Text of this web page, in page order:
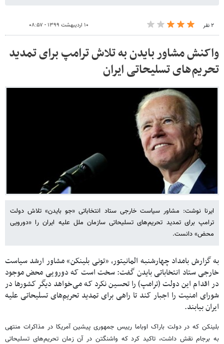
۲ نفر ۱۰ اردیبهشت ۱۳۹۹ - ۰۸:۵۷
واکنش مشاور بایدن به تلاش ترامپ برای تمدید
تحریم‌های تسلیحاتی ایران
ایرنا نوشت: مشاور سیاست خارجی ستاد انتخاباتی «جو بایدن» تلاش دولت
ترامپ برای تمدید تحریم‌های تسلیحاتی سازمان ملل علیه ایران را «دورویی
محض» دانست.
به گزارش بامداد چهارشنبه المانیتور، «تونی بلینکن» مشاور ارشد سیاست
خارجی ستاد انتخاباتی بایدن گفت: سخت است که دورویی محض موجود
در اقدام این دولت (ترامپ) را تحسین نکرد که می‌خواهد دیگر کشورها در
شورای امنیت را اجبار کند تا راهی برای تمدید تحریم‌های تسلیحاتی علیه
ایران بیابند.
بلینکن که در دولت باراک اوباما رییس جمهوری پیشین آمریکا در مذاکرات منتهی
به برجام نقش داشت، تاکید کرد که واشنگتن در آن زمان تحریم‌های تسلیحاتی